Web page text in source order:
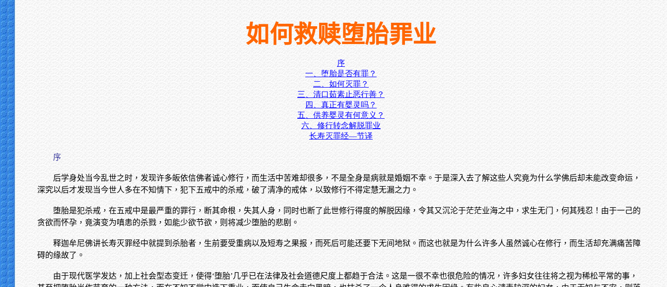
如何救赎堕胎罪业
序
一、堕胎是否有罪？
二、如何灭罪？
三、清口茹素止恶行善？
四、真正有婴灵吗？
五、供养婴灵有何意义？
六、修行转念解脱罪业
长寿灭罪经—节译
序
后学身处当今乱世之时，发现许多皈依信佛者诚心修行，而生活中苦难却很多，不是全身是病就是婚姻不幸。于是深入去了解这些人究竟为什么学佛后却未能改变命运，
深究以后才发现当今世人多在不知情下，犯下五戒中的杀戒，破了清净的戒体，以致修行不得定慧无漏之力。
堕胎是犯杀戒，在五戒中是最严重的罪行，断其命根，失其人身，同时也断了此世修行得度的解脱因缘，令其又沉沦于茫茫业海之中，求生无门，何其残忍！由于一己的
贪欲而怀孕，竟演变为嗔恚的杀戮，如能少欲节欲，则将减少堕胎的悲剧。
释迦牟尼佛讲长寿灭罪经中就提到杀胎者，生前要受重病以及短寿之果报，而死后可能还要下无间地狱。而这也就是为什么许多人虽然诚心在修行，而生活却充满痛苦障
碍的缘故了。
由于现代医学发达，加上社会型态变迁，使得‘堕胎’几乎已在法律及社会道德尺度上都趋于合法。这是一很不幸也很危险的情况，许多妇女往往将之视为稀松平常的事，